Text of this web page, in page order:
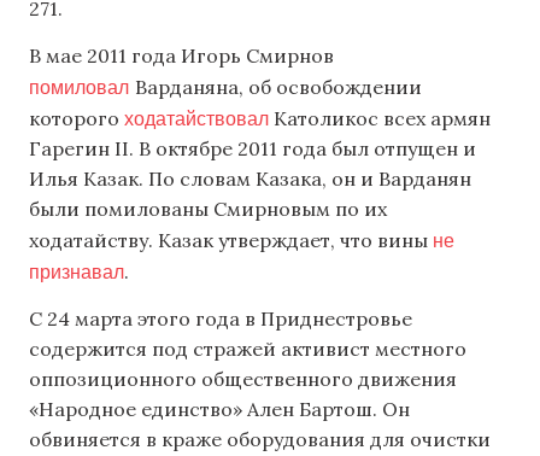
271.
В мае 2011 года Игорь Смирнов
помиловал Варданяна, об освобождении
которого ходатайствовал Католикос всех армян
Гарегин II. В октябре 2011 года был отпущен и
Илья Казак. По словам Казака, он и Варданян
были помилованы Смирновым по их
ходатайству. Казак утверждает, что вины не
признавал.
С 24 марта этого года в Приднестровье
содержится под стражей активист местного
оппозиционного общественного движения
«Народное единство» Ален Бартош. Он
обвиняется в краже оборудования для очистки